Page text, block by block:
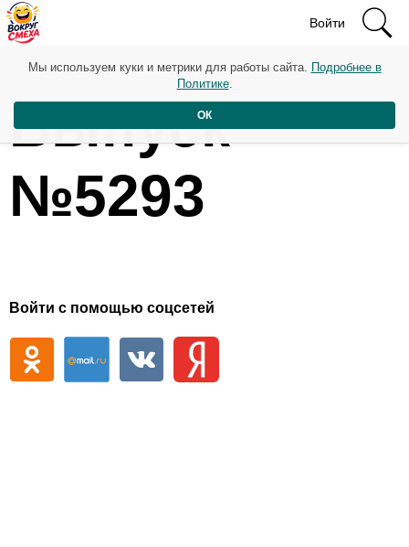
Войти
Выпуск
№5293
Войти с помощью соцсетей
Мы используем куки и метрики для работы сайта. Подробнее в
Политике.
ОК